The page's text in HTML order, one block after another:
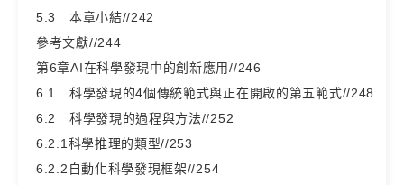
5.3 本章小結//242
參考文獻//244
第6章AI在科學發現中的創新應用//246
6.1 科學發現的4個傳統範式與正在開啟的第五範式//248
6.2 科學發現的過程與方法//252
6.2.1科學推理的類型//253
6.2.2自動化科學發現框架//254